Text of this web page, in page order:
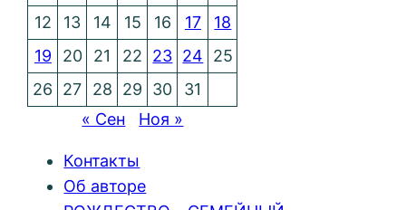
12
13 14 15 16 17
18
19
20 21 22 23 24
25
26
27 28 29 30
31
« Сен
Ноя »
Контакты
Об авторе